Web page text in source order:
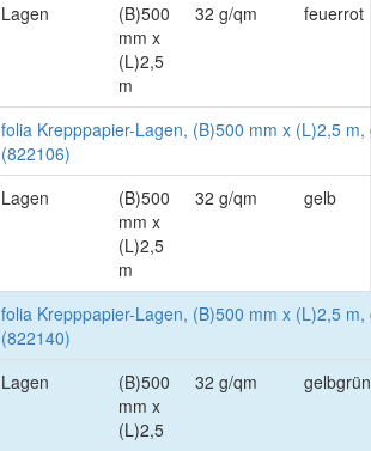
Lagen
(B)500
mm x
(L)2,5
m
32 g/qm feuerrot
folia Krepppapier-Lagen, (B)500 mm x (L)2,5 m,
(822106)
Lagen
(B)500
mm x
(L)2,5
m
32 g/qm gelb
folia Krepppapier-Lagen, (B)500 mm x (L)2,5 m,
(822140)
Lagen
(B)500
mm x
(L)2,5
32 g/qm gelbgrün